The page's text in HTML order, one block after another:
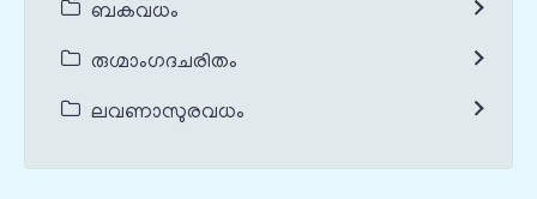
ബകവധം
രുഗ്മാംഗദചരിതം
ലവണാസുരവധം